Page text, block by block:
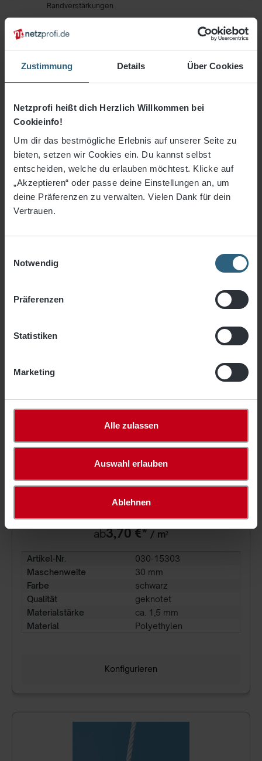
Zustimmung Details Über Cookies
Netzprofi heißt dich Herzlich Willkommen bei
Cookieinfo!
Um dir das bestmögliche Erlebnis auf unserer Seite zu
bieten, setzen wir Cookies ein. Du kannst selbst
entscheiden, welche du erlauben möchtest. Klicke auf
„Akzeptieren“ oder passe deine Einstellungen an, um
deine Präferenzen zu verwalten. Vielen Dank für dein
Vertrauen.
Notwendig
Präferenzen
Statistiken
Marketing
Alle zulassen
Auswahl erlauben
Ablehnen
Randverstärkungen
Abdeckplane Beach
Modellflug
Schutznetze Baugewerbe
Anhängernetze
Netze Haus & Hof
Gewebe & Planen
ab3,70 €*/ m²
Artikel-Nr.
030-15303
Maschenweite
30 mm
Farbe
schwarz
Qualität
geknotet
Materialstärke
ca. 1,5 mm
Material
Polyethylen
Konfigurieren